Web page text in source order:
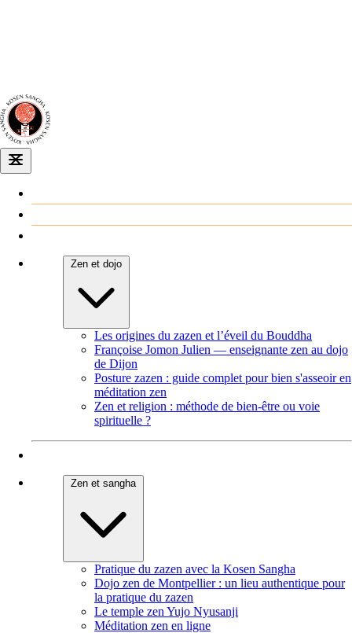
Zen et dojo
Les origines du zazen et l’éveil du Bouddha
Françoise Jomon Julien — enseignante zen au dojo
de Dijon
Posture zazen : guide complet pour bien s'asseoir en
méditation zen
Zen et religion : méthode de bien-être ou voie
spirituelle ?
Zen et sangha
Pratique du zazen avec la Kosen Sangha
Dojo zen de Montpellier : un lieu authentique pour
la pratique du zazen
Le temple zen Yujo Nyusanji
Méditation zen en ligne